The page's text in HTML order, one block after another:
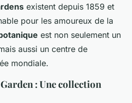
existent depuis 1859 et
pour les amoureux de la
est non seulement un
aussi un centre de
mondiale.
: Une collection